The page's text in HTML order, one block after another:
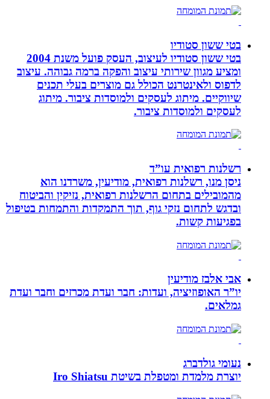
בטי ששון סטודיו
בטי ששון סטודיו לעיצוב, העסק פועל משנת 2004
ומציע מגוון שירותי עיצוב והפקה ברמה גבוהה. עיצוב
לדפוס ולאינטרנט הכולל גם מוצרים בעלי תכנים
שיווקיים. מיתוג לעסקים ולמוסדות ציבור. מיתוג
לעסקים ולמוסדות ציבור.
רשלנות רפואית עו”ד
ניסן מנו, רשלנות רפואית, מודיעין, משרדנו הוא
מהמובילים בתחום הרשלנות רפואית, נזיקין והביטוח
ובדגש לתחום נזקי גוף, תוך התמקדות והתמחות בטיפול
בפגיעות קשות.
אבי אלבז מודיעין
יו”ר האופוזיציה, ועדות: חבר ועדת מכרזים וחבר ועדת
גמלאים.
נעומי גולדברג
יוצרת מלמדת ומטפלת בשיטת Iro Shiatsu